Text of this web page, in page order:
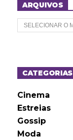
ARQUIVOS
A
r
o
sCATEGORIAS
Cinema
Estreias
Gossip
Moda